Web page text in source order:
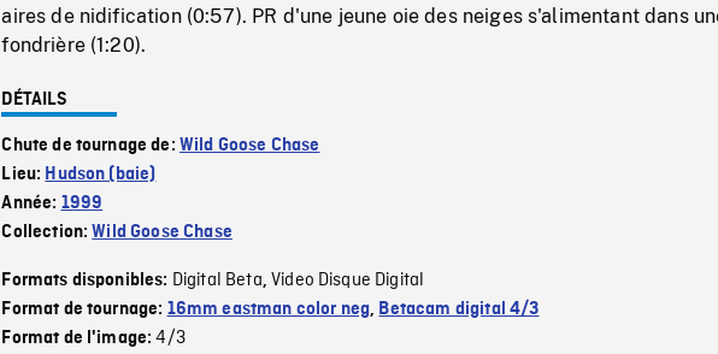
aires de nidification (0:57). PR d'une jeune oie des neiges s'alimentant dans
fondrière (1:20).
DÉTAILS
Chute de tournage de: Wild Goose Chase
Lieu: Hudson (baie)
Année: 1999
Collection:Wild Goose Chase
Formats disponibles: Digital Beta,Video Disque Digital
Format de tournage: 16mm eastman color neg, Betacam digital 4/3
Format de l'image:4/3